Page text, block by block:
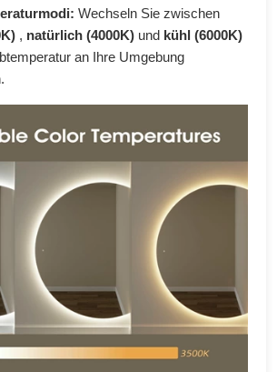
Wechseln Sie zwischen
, natürlich (4000K) und kühl (6000K)
an Ihre Umgebung